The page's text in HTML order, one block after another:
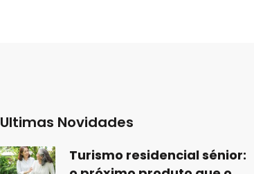
Ultimas Novidades
Turismo residencial sénior: